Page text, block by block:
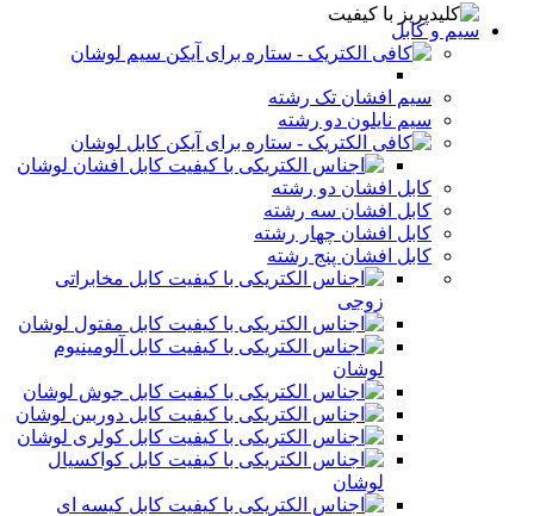
سیم و کابل
سیم لوشان
سیم افشان تک رشته
سیم نایلون دو رشته
کابل لوشان
کابل افشان لوشان
کابل افشان دو رشته
کابل افشان سه رشته
کابل افشان چهار رشته
کابل افشان پنج رشته
کابل مخابراتی
زوجی
کابل مفتول لوشان
کابل آلومینیوم
لوشان
کابل جوش لوشان
کابل دوربین لوشان
کابل کولری لوشان
کابل کواکسیال
لوشان
کابل کیسه ای